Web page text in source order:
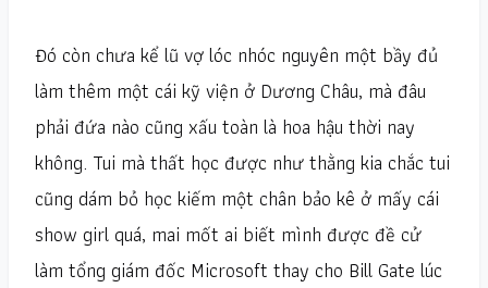
Đó còn chưa kể lũ vợ lóc nhóc nguyên một bầy đủ
làm thêm một cái kỹ viện ở Dương Châu, mà đâu
phải đứa nào cũng xấu toàn là hoa hậu thời nay
không. Tui mà thất học được như thằng kia chắc tui
cũng dám bỏ học kiếm một chân bảo kê ở mấy cái
show girl quá, mai mốt ai biết mình được đề cử
làm tổng giám đốc Microsoft thay cho Bill Gate lúc